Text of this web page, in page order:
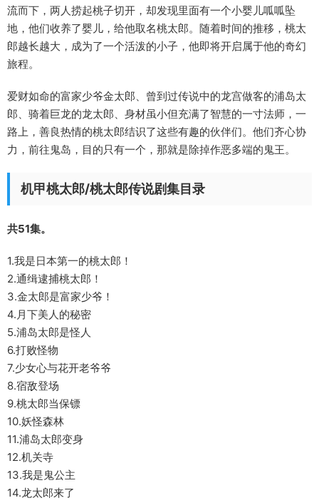
流而下，两人捞起桃子切开，却发现里面有一个小婴儿呱呱坠
地，他们收养了婴儿，给他取名桃太郎。随着时间的推移，桃太
郎越长越大，成为了一个活泼的小子，他即将开启属于他的奇幻
旅程。
爱财如命的富家少爷金太郎、曾到过传说中的龙宫做客的浦岛太
郎、骑着巨龙的龙太郎、身材虽小但充满了智慧的一寸法师，一
路上，善良热情的桃太郎结识了这些有趣的伙伴们。他们齐心协
力，前往鬼岛，目的只有一个，那就是除掉作恶多端的鬼王。
机甲桃太郎/桃太郎传说剧集目录
共51集。
1.我是日本第一的桃太郎！
2.通缉逮捕桃太郎！
3.金太郎是富家少爷！
4.月下美人的秘密
5.浦岛太郎是怪人
6.打败怪物
7.少女心与花开老爷爷
8.宿敌登场
9.桃太郎当保镖
10.妖怪森林
11.浦岛太郎变身
12.机关寺
13.我是鬼公主
14.龙太郎来了